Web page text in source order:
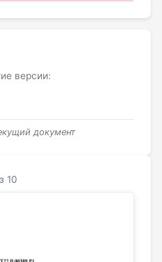
версии:
документ
10